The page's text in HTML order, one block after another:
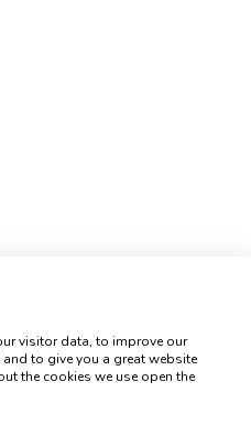
39 - DK-2730 Herlev -
b-h@buch-holm.dk- CVR-nr.:
visitor data, to improve our
to give you a great website
the cookies we use open the